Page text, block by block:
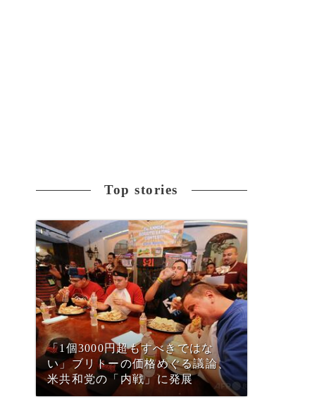
Top stories
「1個3000円超もすべきではな
い」ブリトーの価格めぐる議論、
米共和党の「内戦」に発展